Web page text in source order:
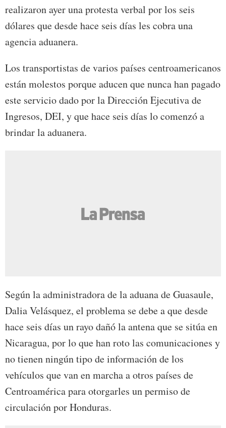
realizaron ayer una protesta verbal por los seis
dólares que desde hace seis días les cobra una
agencia aduanera.
Los transportistas de varios países centroamericanos
están molestos porque aducen que nunca han pagado
este servicio dado por la Dirección Ejecutiva de
Ingresos, DEI, y que hace seis días lo comenzó a
brindar la aduanera.
Según la administradora de la aduana de Guasaule,
Dalia Velásquez, el problema se debe a que desde
hace seis días un rayo dañó la antena que se sitúa en
Nicaragua, por lo que han roto las comunicaciones y
no tienen ningún tipo de información de los
vehículos que van en marcha a otros países de
Centroamérica para otorgarles un permiso de
circulación por Honduras.